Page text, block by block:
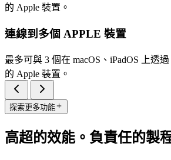
的 Apple 裝置。
連線到多個 APPLE 裝置
最多可與 3 個在 macOS、iPadOS 上透
的 Apple 裝置。
探索更多功能
高超的效能。負責任的製